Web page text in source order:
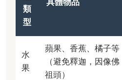
類
型
水
果
蘋果、香蕉、橘子等
（避免釋迦，因像佛
祖頭）